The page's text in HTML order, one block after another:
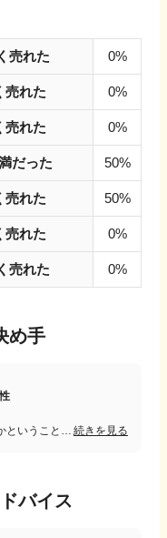
売れた 0%
売れた 0%
売れた 0%
だった 50%
売れた 50%
売れた 0%
売れた 0%
め手
一番手残りが多い形で売っていただけるかということと、お隣の方に迷惑のかからない方に売っていただけるか、何より誠実に対応していただける担当者がいらっしゃるかどうか 続きを見る
バイス